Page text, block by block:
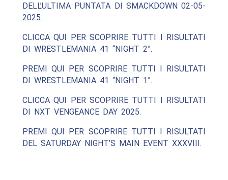
DELL’ULTIMA PUNTATA DI SMACKDOWN 02-05-
2025.
CLICCA QUI PER SCOPRIRE TUTTI I RISULTATI
DI WRESTLEMANIA 41 “NIGHT 2”.
PREMI QUI PER SCOPRIRE TUTTI I RISULTATI
DI WRESTLEMANIA 41 “NIGHT 1”.
CLICCA QUI PER SCOPRIRE TUTTI I RISULTATI
DI NXT VENGEANCE DAY 2025.
PREMI QUI PER SCOPRIRE TUTTI I RISULTATI
DEL SATURDAY NIGHT’S MAIN EVENT XXXVIII.